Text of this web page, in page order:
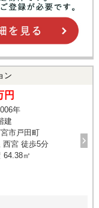
ン
円
年
建
市戸田町
西宮 徒歩5分
64.38㎡